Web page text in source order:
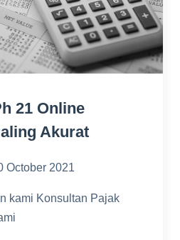
21 Online
Akurat
October 2021
kami Konsultan Pajak